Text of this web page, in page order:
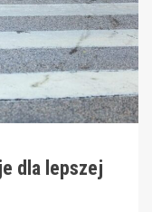
dla lepszej